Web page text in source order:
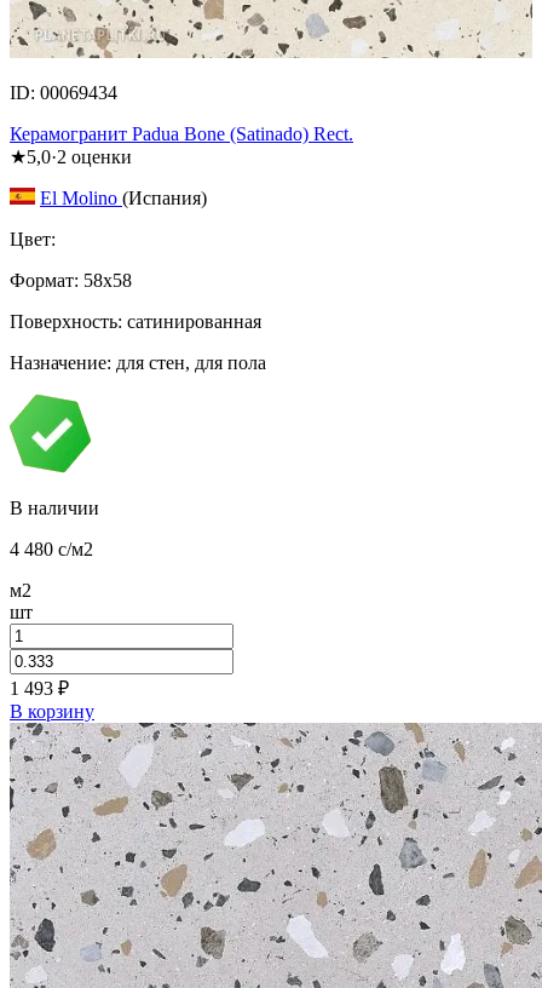
ID: 00069434
Керамогранит Padua Bone (Satinado) Rect.
★5,0·2 оценки
El Molino (Испания)
Цвет:
Формат: 58x58
Поверхность: сатинированная
Назначение: для стен, для пола
В наличии
4 480 c/м2
м2
шт
1 493 ₽
В корзину